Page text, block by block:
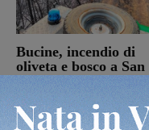
Bucine, incendio di
oliveta e bosco a San
Pancrazio. Tre ettari
l’area bruciata
Cronaca 7 Agosto 2026